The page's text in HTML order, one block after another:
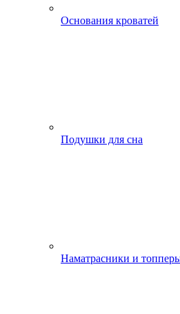
Основания кроватей
Подушки для сна
Наматрасники и